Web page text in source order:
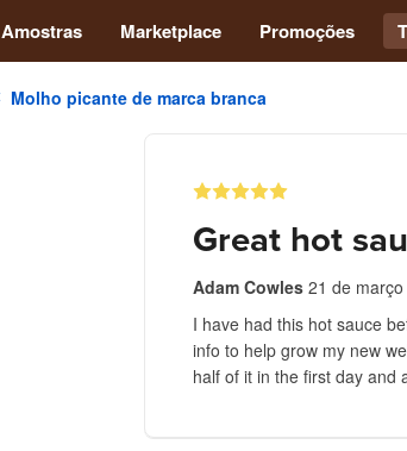
Amostras Marketplace Promoções
Molho picante de marca branca
Great hot
Adam Cowles 21 de
I have had this hot sauce
info to help grow my new
half of it in the first day and